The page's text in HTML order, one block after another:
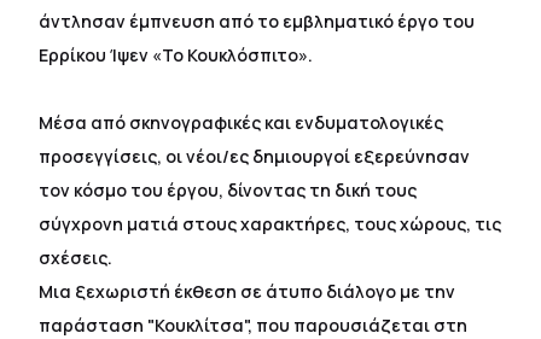
άντλησαν έμπνευση από το εμβληματικό έργο του
Ερρίκου Ίψεν «Το Κουκλόσπιτο».
Μέσα από σκηνογραφικές και ενδυματολογικές
προσεγγίσεις, οι νέοι/ες δημιουργοί εξερεύνησαν
τον κόσμο του έργου, δίνοντας τη δική τους
σύγχρονη ματιά στους χαρακτήρες, τους χώρους, τις
σχέσεις.
Μια ξεχωριστή έκθεση σε άτυπο διάλογο με την
παράσταση "Κουκλίτσα", που παρουσιάζεται στη